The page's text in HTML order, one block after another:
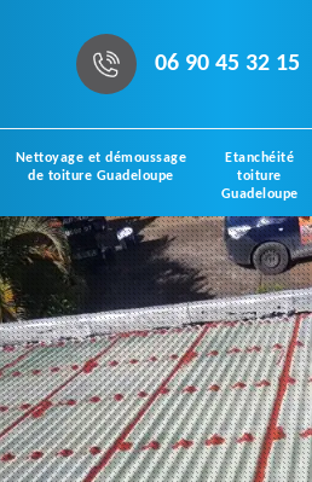
06 90 45 32 15
Nettoyage et démoussage
de toiture Guadeloupe
Etanchéité
toiture
Guadeloupe